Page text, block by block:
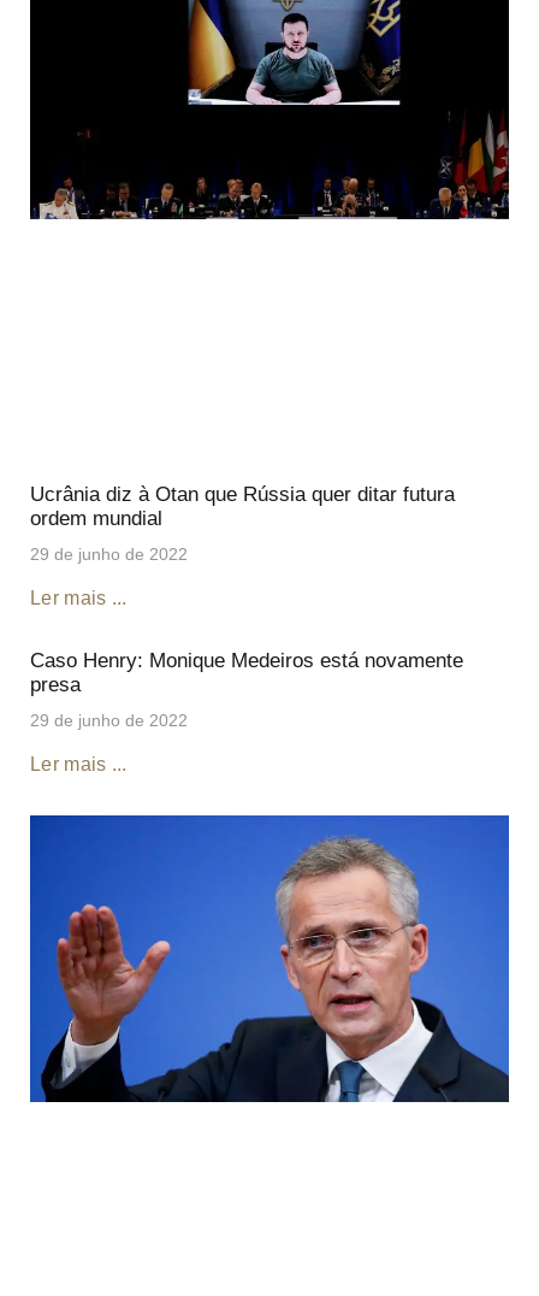
Ucrânia diz à Otan que Rússia quer ditar futura
ordem mundial
29 de junho de 2022
Ler mais ...
Caso Henry: Monique Medeiros está novamente
presa
29 de junho de 2022
Ler mais ...